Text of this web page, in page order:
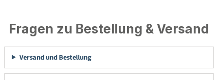
Fragen zu Bestellung & Versand
Versand und Bestellung